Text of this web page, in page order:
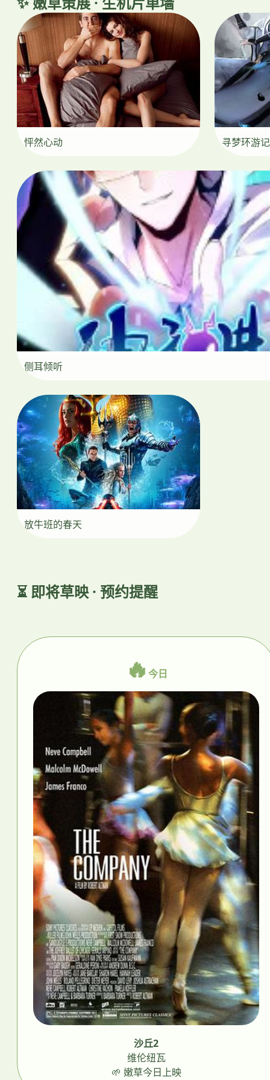
怦然心动 寻梦环游记
侧耳倾听
放牛班的春天
⏳ 即将草映 · 预约提醒
🔥 今日
沙丘2
维伦纽瓦
🌱 嫩草今日上映